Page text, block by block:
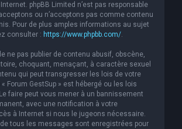
phpBB Limited n’est pas responsable
ou n’acceptons pas comme contenu
Pour de plus amples informations au sujet
consulter : https://www.phpbb.com/.
ne pas publier de contenu abusif, obscène,
choquant, menaçant, à caractère sexuel
qui peut transgresser les lois de votre
Forum GestSup » est hébergé ou les lois
faire peut vous mener à un bannissement
avec une notification à votre
à Internet si nous le jugeons nécessaire.
tous les messages sont enregistrées pour